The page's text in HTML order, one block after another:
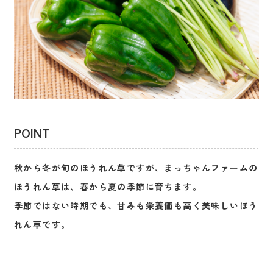
POINT
秋から冬が旬のほうれん草ですが、まっちゃんファームの
ほうれん草は、春から夏の季節に育ちます。
季節ではない時期でも、甘みも栄養価も高く美味しいほう
れん草です。